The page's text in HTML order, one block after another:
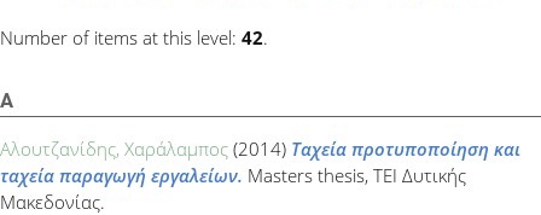
Number of items at this level: 42.
Α
Αλουτζανίδης, Χαράλαμπος (2014) Ταχεία προτυποποίηση και
ταχεία παραγωγή εργαλείων. Masters thesis, ΤΕΙ Δυτικής
Μακεδονίας.